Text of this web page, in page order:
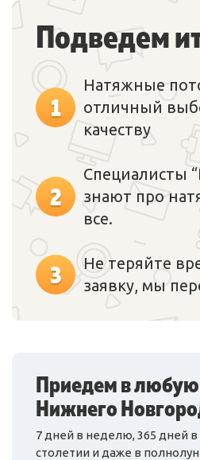
Подведем
1
Натяжные
отличный
качеству
2
Специалисты
знают про
все.
3
Не теряйте
заявку, мы
Приедем в любую
Нижнего
7 дней в неделю, 365 дней в
столетии и даже в